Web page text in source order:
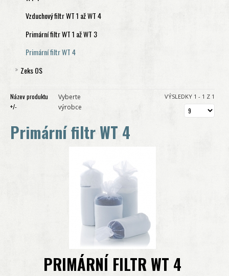
Sada filtrů Drukosep 40
Vzduchový filtr Drukosep 3 až 40
Vzduchový filtr SL1 až 5
Vzduchový filtr SL8 až 60
Vzduchový filtr S 1 až S 60
Primární filtr ecosep S 15 až S 30
Primární filtr ecosep S 60
Vzduchový filtr WT 1 až WT 4
Primární filtr WT 1 až WT 3
Primární filtr WT 4
Zeks OS
Separátor OS 751
Separátor OS 1251
Separátor OS EXT
Název produktu
+/-
Vyberte
výrobce
VÝSLEDKY 1 - 1 Z 1
Primární filtr WT 4
PRIMÁRNÍ FILTR WT 4